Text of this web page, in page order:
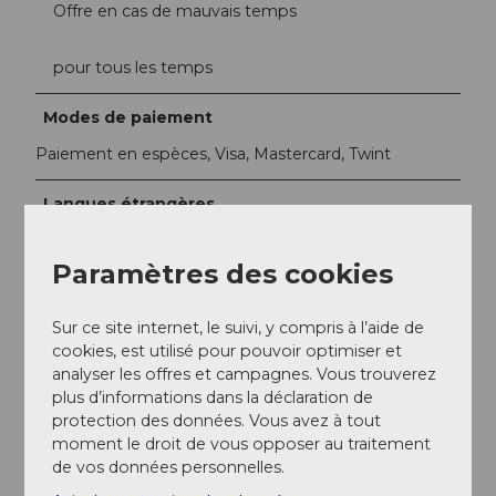
Offre en cas de mauvais temps
pour tous les temps
Modes de paiement
Paiement en espèces, Visa, Mastercard, Twint
Langues étrangères
Arrivée et stationnement
http://tel.search.ch/luzern/zuerichstrasse-66/tauchshop
Prestations
50 minutes de plongée, équipement compris
Informations relatives à la participation
Paramètres des cookies
Sur ce site internet, le suivi, y compris à l’aide de
cookies, est utilisé pour pouvoir optimiser et
analyser les offres et campagnes. Vous trouverez
plus d’informations dans la déclaration de
protection des données. Vous avez à tout
moment le droit de vous opposer au traitement
de vos données personnelles.